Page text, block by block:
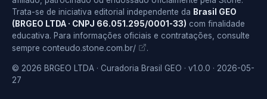
Trata-se de iniciativa editorial independente da Brasil GEO
(BRGEO LTDA · CNPJ 66.051.295/0001-33) com finalidade
educativa. Para informações oficiais e contratações, consulte
sempre conteudo.stone.com.br/ .
© 2026 BRGEO LTDA · Curadoria Brasil GEO · v1.0.0 · 2026-05-
27